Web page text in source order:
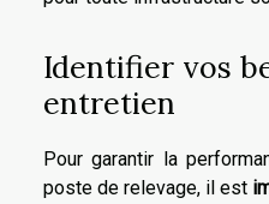
Identifier vos
entretien
Pour garantir la
poste de relevage, il est